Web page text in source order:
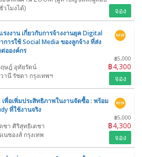
โมงได้)
จอง
งงาน เกี่ยวกับการจ้างงานยุค Digital
ารใช้ Social Media ของลูกจ้าง ที่ส่ง
อองค์กร
฿5,000
฿4,300
ษฎ์ อุทัยรัตน์
านี รัชดา กรุงเทพฯ
จอง
เพื่อเพิ่มประสิทธิภาพในงานจัดซื้อ : พร้อม
ที่ใช้งานจริง
฿5,000
฿4,300
ชา ศิริสุทธิเดชา
เนซองส์ กรุงเทพ
จอง